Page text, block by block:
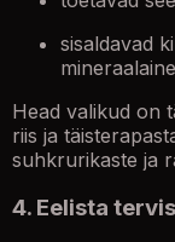
sisaldavad
Head valikud on
riis ja
suhkrurikaste ja
4. Eelista